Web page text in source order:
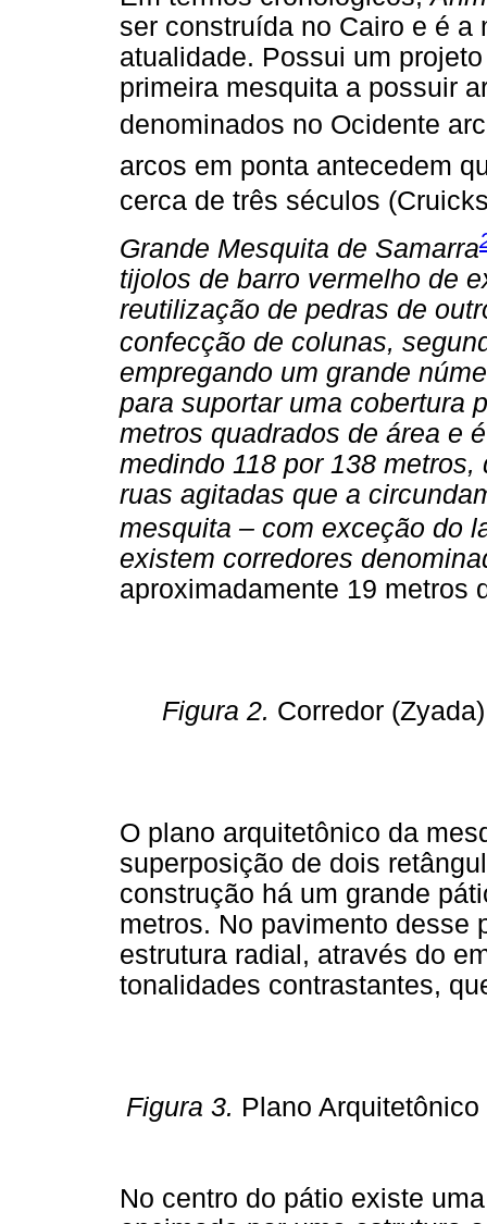
ser construída no Cairo e é a
atualidade. Possui um
primeira mesquita a possuir
denominados no Ocidente
arcos em ponta antecedem
cerca de três séculos
Grande Mesquita de Samarra
tijolos de barro vermelho de
reutilização de pedras de
confecção de colunas,
empregando um grande
para suportar uma cobertura
metros quadrados de área e
medindo 118 por 138
ruas agitadas que a
mesquita – com exceção do
existem corredores
aproximadamente 19 metros
Figura 2. Corredor
O plano arquitetônico da
superposição de dois
construção há um grande
metros. No pavimento desse
estrutura radial, através do
tonalidades contrastantes,
Figura 3. Plano
No centro do pátio existe